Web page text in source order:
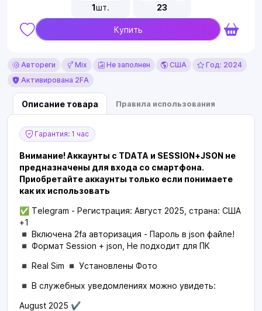
1шт. 23
Купить
Автореги Mix Не заполнен США
Год: 2024
Активирована 2FA
Описание товара Правила использования
Гарантия: 1 час
Внимание! Аккаунты с TDATA и SESSION+JSON не
предназначены для входа со смартфона.
Приобретайте аккаунты только если понимаете
как их использовать
✅ Telegram - Регистрация: Август 2025, страна: США
+1
◾️ Включена 2fa авторизация - Пароль в json файле!
◾️ Формат Session + json, Не подходит для ПК
◾️ Real Sim ◾️ Установлены Фото
◾️ В служебных уведомлениях можно увидеть:
August 2025 ✔